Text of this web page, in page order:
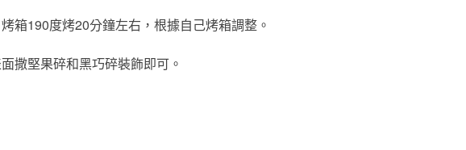
箱190度烤20分鐘左右，根據自己烤箱調整。
撒堅果碎和黑巧碎裝飾即可。